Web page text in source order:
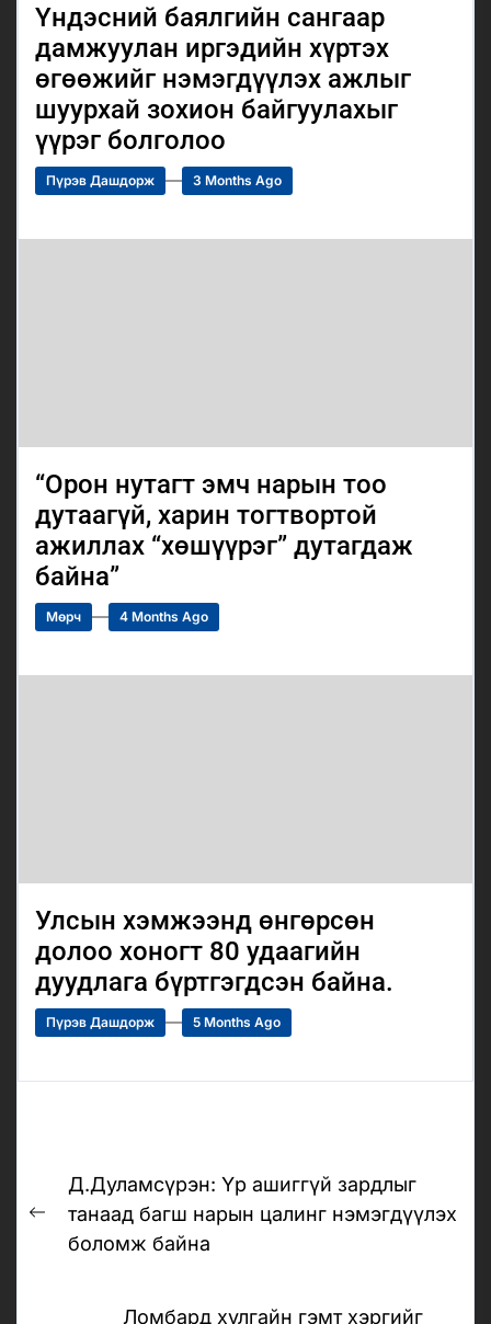
Үндэсний баялгийн сангаар
дамжуулан иргэдийн хүртэх
өгөөжийг нэмэгдүүлэх ажлыг
шуурхай зохион байгуулахыг
үүрэг болголоо
Пүрэв Дашдорж 3 Months Ago
“Орон нутагт эмч нарын тоо
дутаагүй, харин тогтвортой
ажиллах “хөшүүрэг” дутагдаж
байна”
Мөрч 4 Months Ago
Улсын хэмжээнд өнгөрсөн
долоо хоногт 80 удаагийн
дуудлага бүртгэгдсэн байна.
Пүрэв Дашдорж 5 Months Ago
navigation
Previous
post:
Д.Дуламсүрэн: Үр ашиггүй зардлыг
танаад багш нарын цалинг нэмэгдүүлэх
боломж байна
Ломбард хулгайн гэмт хэргийг